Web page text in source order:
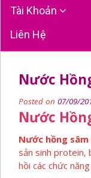
Tài Khoản
Liên Hệ
Nước
Posted on 07/09/
Nước
Nước hồng
sản sinh protein,
hồi các chức